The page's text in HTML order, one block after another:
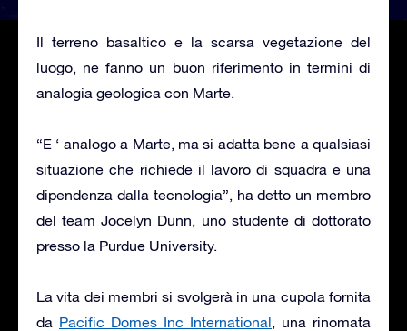
Il terreno basaltico e la scarsa vegetazione del
luogo, ne fanno un buon riferimento in termini di
analogia geologica con Marte.
“E ‘ analogo a Marte, ma si adatta bene a qualsiasi
situazione che richiede il lavoro di squadra e una
dipendenza dalla tecnologia”, ha detto un membro
del team Jocelyn Dunn, uno studente di dottorato
presso la Purdue University.
La vita dei membri si svolgerà in una cupola fornita
da Pacific Domes Inc International, una rinomata